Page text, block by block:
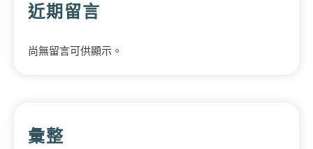
近期留言
尚無留言可供顯示。
彙整